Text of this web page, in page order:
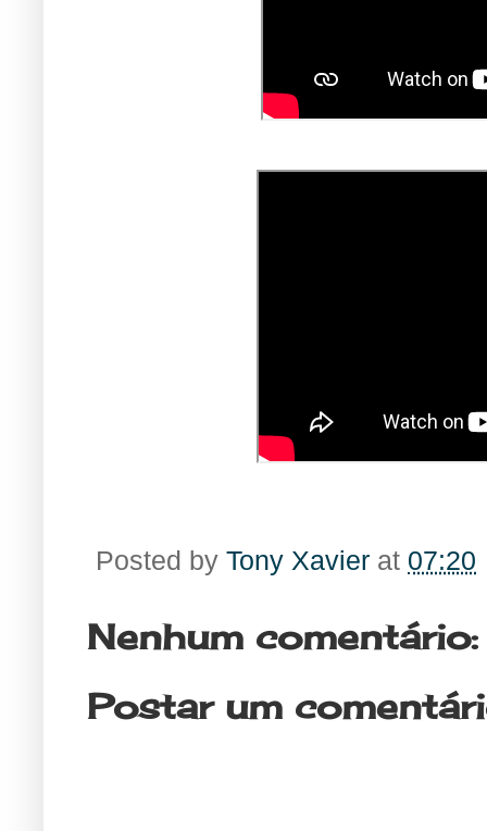
Posted by Tony Xavier at 07:20
Nenhum comentário:
Postar um